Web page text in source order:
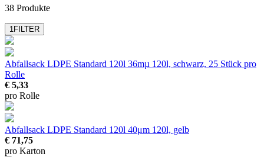
mehr anzeigen
38 Produkte
1FILTER
Abfallsack LDPE Standard 120l 36mµ 120l, schwarz, 25 Stück pro
Rolle
€ 5,33
pro Rolle
Abfallsack LDPE Standard 120l 40μm 120l, gelb
€ 71,75
pro Karton